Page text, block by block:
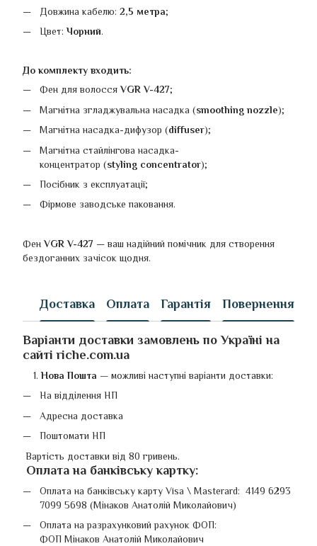
Довжина кабелю: 2,5 метра;
Цвет: Чорний.
До комплекту входить:
Фен для волоссяVGR V-427;
Магнітна згладжувальна насадка (smoothing nozzle);
Магнітна насадка-дифузор (diffuser);
Магнітна стайлінгова насадка-
концентратор (styling concentrator);
Посібник з експлуатації;
Фірмове заводське паковання.
ФенVGR V-427 — ваш надійний помічник для створення
бездоганних зачісок щодня.
Доставка Оплата Гарантія Повернення
Варіанти доставки замовлень по Україні на
сайті riche.com.ua
Нова Пошта — можливі наступні варіанти доставки:
На відділення НП
Адресна доставка
Поштомати НП
Вартість доставки від 80 гривень.
Оплата на банківську картку:
Оплата на банківську карту Visa \ Masterard: 4149 6293
7099 5698 (Мінаков Анатолій Миколайович)
Оплата на разрахунковий рахунок ФОП:
ФОП Мінаков Анатолій Миколайович